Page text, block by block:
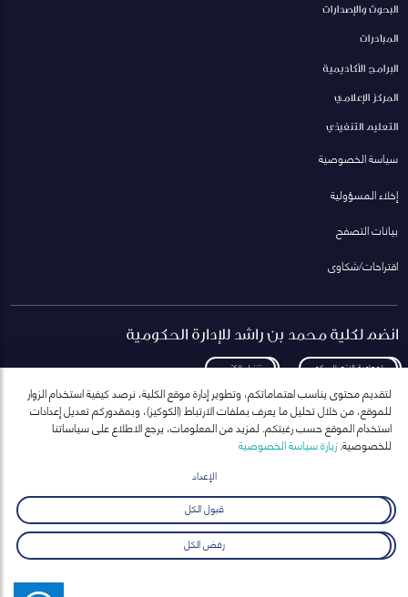
البحوث والإصدارات
المبادرات
البرامج الأكاديمية
المركز الإعلامي
التعليم التنفيذي
سياسة الخصوصية
إخلاء المسؤولية
بيانات التصفح
اقتراحات/شكاوى
انضم لكلية محمد بن راشد للإدارة الحكومية
لمعاودة الاتصال بكم تنزيل الكتيب
انضم إلى قائمة مراسلاتنا
ارسال
لتقديم محتوى يناسب اهتماماتكم، وتطوير إدارة موقع الكلية، نرصد كيفية استخدام الزوار
للموقع، من خلال تحليل ما يعرف بملفات الارتباط (الكوكيز)، وبمقدوركم تعديل إعدادات
استخدام الموقع حسب رغبتكم. لمزيد من المعلومات، يرجع الاطلاع على سياساتنا
للخصوصية.زيارة سياسة الخصوصية
الإعداد
قبول الكل
رفض الكل